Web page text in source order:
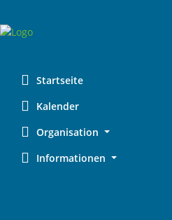
Startseite
Kalender
Organisation
Informationen